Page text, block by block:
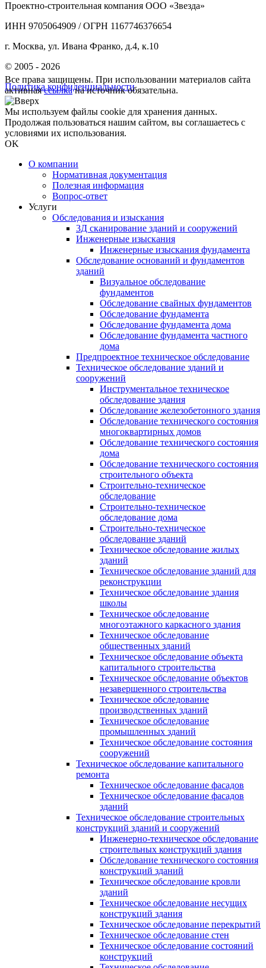
Проектно-строительная компания ООО «Звезда»
ИНН 9705064909 / ОГРН 1167746376654
г. Москва, ул. Ивана Франко, д.4, к.10
© 2005 - 2026
Политика конфиденциальности
Все права защищены. При использовании материалов сайта
активнаяссылкана источник обязательна.
Мы используем файлы cookie для хранения данных.
Продолжая пользоваться нашим сайтом, вы соглашаетесь с
условиями их использования.
OK
О компании
Нормативная документация
Полезная информация
Вопрос-ответ
Услуги
Обследования и изыскания
3Д сканирование зданий и сооружений
Инженерные изыскания
Инженерные изыскания фундамента
Обследование оснований и фундаментов
зданий
Визуальное обследование
фундаментов
Обследование свайных фундаментов
Обследование фундамента
Обследование фундамента дома
Обследование фундамента частного
дома
Предпроектное техническое обследование
Техническое обследование зданий и
сооружений
Инструментальное техническое
обследование здания
Обследование железобетонного здания
Обследование технического состояния
многоквартирных домов
Обследование технического состояния
дома
Обследование технического состояния
строительного объекта
Строительно-техническое
обследование
Строительно-техническое
обследование дома
Строительно-техническое
обследование зданий
Техническое обследование жилых
зданий
Техническое обследование зданий для
реконструкции
Техническое обследование здания
школы
Техническое обследование
многоэтажного каркасного здания
Техническое обследование
общественных зданий
Техническое обследование объекта
капитального строительства
Техническое обследование объектов
незавершенного строительства
Техническое обследование
производственных зданий
Техническое обследование
промышленных зданий
Техническое обследование состояния
сооружений
Техническое обследование капитального
ремонта
Техническое обследование фасадов
Техническое обследование фасадов
зданий
Техническое обследование строительных
конструкций зданий и сооружений
Инженерно-техническое обследование
строительных конструкций здания
Обследование технического состояния
конструкций зданий
Техническое обследование кровли
зданий
Техническое обследование несущих
конструкций здания
Техническое обследование перекрытий
Техническое обследование стен
Техническое обследование состояний
конструкций